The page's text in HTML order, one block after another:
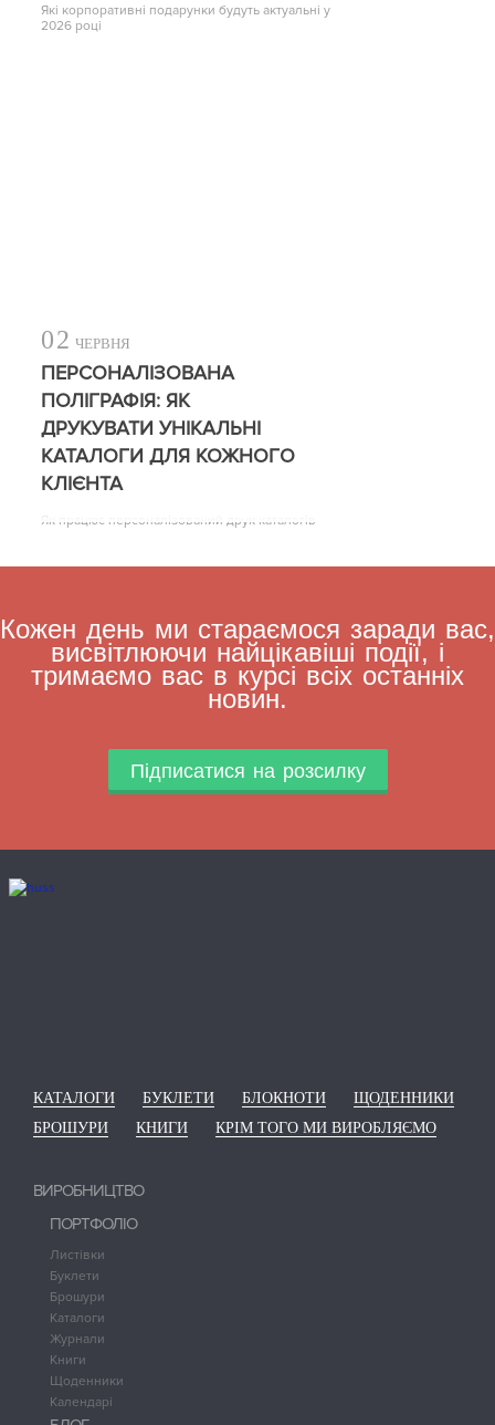
Які корпоративні подарунки будуть актуальні у
2026 році
02 ЧЕРВНЯ
ПЕРСОНАЛІЗОВАНА
ПОЛІГРАФІЯ: ЯК
ДРУКУВАТИ УНІКАЛЬНІ
КАТАЛОГИ ДЛЯ КОЖНОГО
КЛІЄНТА
Як працює персоналізований друк каталогів
Кожен день ми стараємося заради вас,
висвітлюючи найцікавіші події, і
тримаємо вас в курсі всіх останніх
новин.
Підписатися на розсилку
КАТАЛОГИ БУКЛЕТИ БЛОКНОТИ
ЩОДЕННИКИ
БРОШУРИ
КНИГИ КРІМ ТОГО МИ ВИРОБЛЯЄМО
ВИРОБНИЦТВО
ПОРТФОЛІО
Листівки
Буклети
Брошури
Каталоги
Журнали
Книги
Щоденники
Календарі